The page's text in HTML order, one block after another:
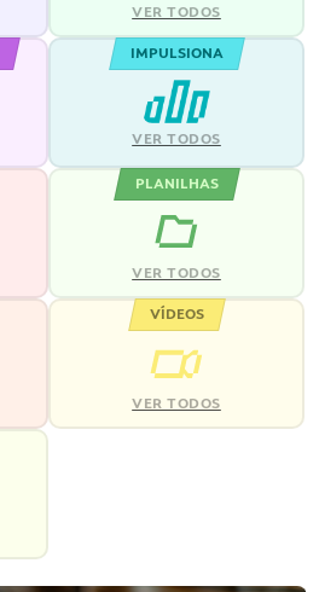
VER TODOS
IMPULSIONA
VER TODOS
PLANILHAS
VER TODOS
VÍDEOS
VER TODOS